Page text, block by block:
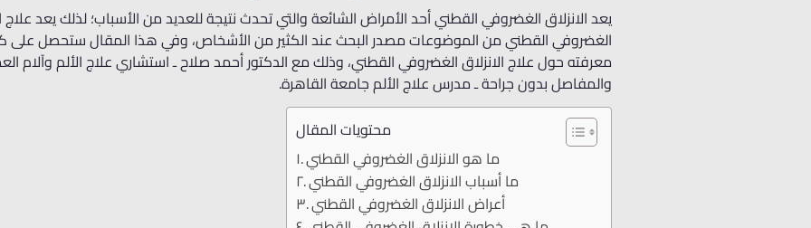
يعد الانزلاق الغضروفي القطني أحد الأمراض الشائعة والتي تحدث نتيجة للعديد من الأسباب؛ لذلك يعد علاج
الغضروفي القطني من الموضوعات مصدر البحث عند الكثير من الأشخاص، وفي هذا المقال ستحصل على
معرفته حول علاج الانزلاق الغضروفي القطني، وذلك مع الدكتور أحمد صلاح ـ استشاري علاج الألم وآلام
والمفاصل بدون جراحة ـ مدرس علاج الألم جامعة القاهرة.
محتويات المقال
ما هو الانزلاق الغضروفي القطني
ما أسباب الانزلاق الغضروفي القطني
أعراض الانزلاق الغضروفي القطني